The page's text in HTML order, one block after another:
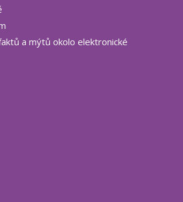
a mýtů okolo elektronické